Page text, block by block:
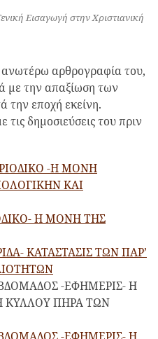
-Η ΜΟΝΗ
Η ΜΟΝΗ ΤΗΣ
ΚΑΤΑΣΤΑΣΙΣ ΤΩΝ ΠΑΡ’
ΠΗΡΑ ΤΩΝ
-ΕΦΗΜΕΡΙΣ- Η
ΚΥΛΛΟΥ ΠΗΡΑ ΤΩΝ
– ΥΠΟΜΝΗΜΑ –
ΑΡΧΑΙΟΤΗΤΩΝ
– ΥΠΟΜΝΗΜΑ –
ΑΡΧΑΙΟΤΗΤΩΝ.